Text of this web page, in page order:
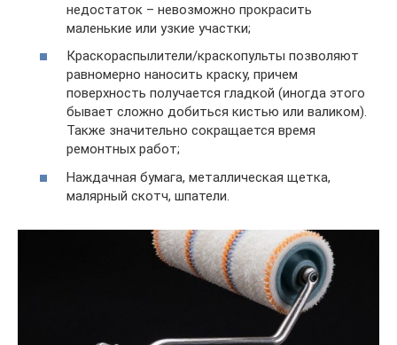
недостаток – невозможно прокрасить
маленькие или узкие участки;
Краскораспылители/краскопульты позволяют
равномерно наносить краску, причем
поверхность получается гладкой (иногда этого
бывает сложно добиться кистью или валиком).
Также значительно сокращается время
ремонтных работ;
Наждачная бумага, металлическая щетка,
малярный скотч, шпатели.